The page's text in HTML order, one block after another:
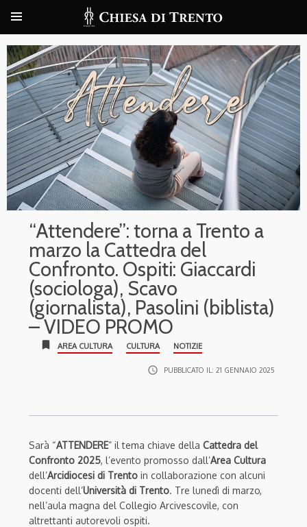
“Attendere”: torna a Trento a
marzo la Cattedra del
Confronto. Ospiti: Giaccardi
(sociologa), Scavo
(giornalista), Pasolini (biblista)
– VIDEO PROMO
bookmark AREA CULTURA CULTURA NOTIZIE
access_time PUBBLICATO IL: 21 GENNAIO 2025
Sarà “ATTENDERE” il tema chiave della Cattedra del
Confronto 2025, l’evento promosso dall’Area Cultura
dell’Arcidiocesi di Trento in collaborazione con alcuni
docenti dell’Università di Trento. Tre lunedì di marzo,
nell’aula magna del Collegio Arcivescovile, con
altrettanti autorevoli ospiti.